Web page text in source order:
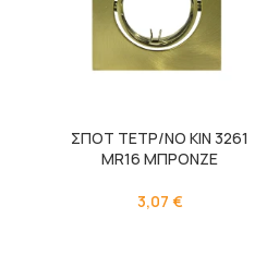
ΣΠΟΤ ΤΕΤΡ/ΝΟ ΚΙΝ 3261
MR16 ΜΠΡΟΝΖΕ
3,07 €